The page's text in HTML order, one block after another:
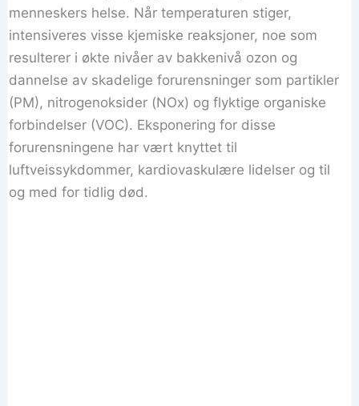
menneskers helse. Når temperaturen stiger,
intensiveres visse kjemiske reaksjoner, noe som
resulterer i økte nivåer av bakkenivå ozon og
dannelse av skadelige forurensninger som partikler
(PM), nitrogenoksider (NOx) og flyktige organiske
forbindelser (VOC). Eksponering for disse
forurensningene har vært knyttet til
luftveissykdommer, kardiovaskulære lidelser og til
og med for tidlig død.